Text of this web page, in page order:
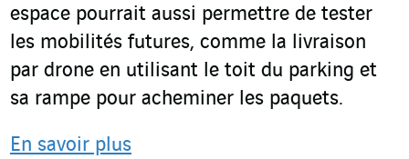
espace pourrait aussi permettre de tester
les mobilités futures, comme la livraison
par drone en utilisant le toit du parking et
sa rampe pour acheminer les paquets.
En savoir plus